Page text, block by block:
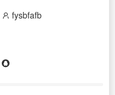
fysbfafb